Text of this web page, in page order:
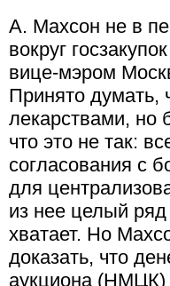
А. Махсон не в
вокруг
вице-мэром
Принято думать,
лекарствами, но
что это не так:
согласования с
для
из нее целый
хватает. Но
доказать, что
аукциона (НМЦК)